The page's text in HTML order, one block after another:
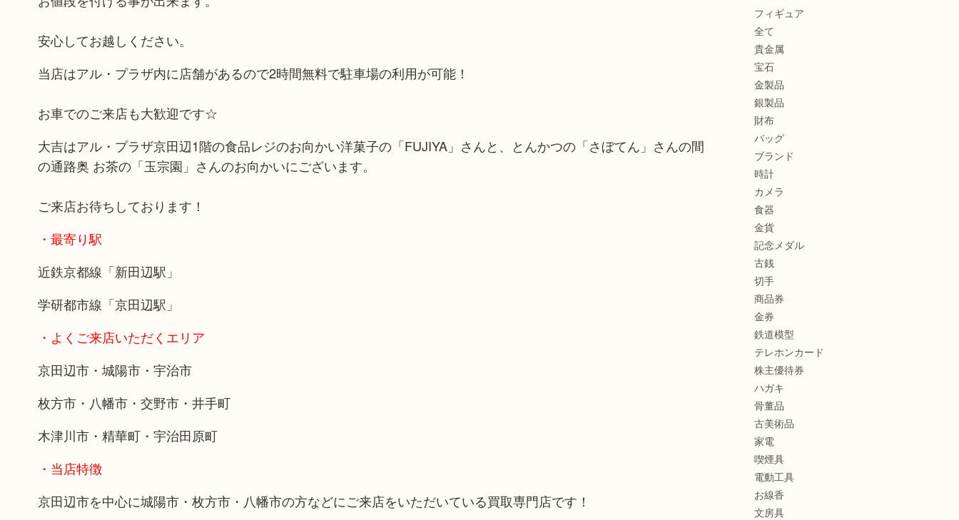
安心してお越しください。
当店はアル・プラザ内に店舗があるので2時間無料で駐車場の利用が可能！
お車でのご来店も大歓迎です☆
大吉はアル・プラザ京田辺1階の食品レジのお向かい洋菓子の「FUJIYA」さんと、とんかつの「さぼてん」さんの間
の通路奥 お茶の「玉宗園」さんのお向かいにございます。
ご来店お待ちしております！
・最寄り駅
近鉄京都線「新田辺駅」
学研都市線「京田辺駅」
・よくご来店いただくエリア
京田辺市・城陽市・宇治市
枚方市・八幡市・交野市・井手町
木津川市・精華町・宇治田原町
・当店特徴
京田辺市を中心に城陽市・枚方市・八幡市の方などにご来店をいただいている買取専門店です！
フィギュア
全て
貴金属
宝石
金製品
銀製品
財布
バッグ
ブランド
時計
カメラ
食器
金貨
記念メダル
古銭
切手
商品券
金券
鉄道模型
テレホンカード
株主優待券
ハガキ
骨董品
古美術品
家電
喫煙具
電動工具
お線香
文房具